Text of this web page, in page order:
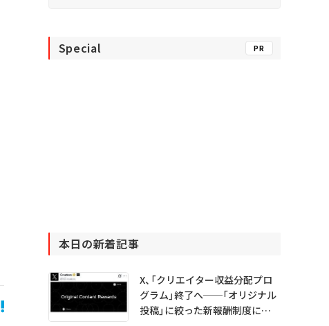
Special PR
本日の新着記事
X、「クリエイター収益分配プロ
グラム」終了へ──「オリジナル
投稿」に絞った新報酬制度に移